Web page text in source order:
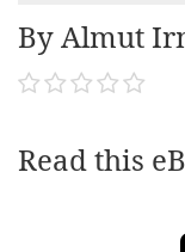
By Almut
Read this